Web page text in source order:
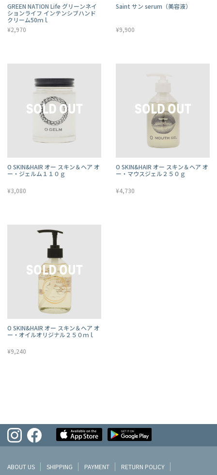
GREEN NATION Life グリーンネイ
ションライフ インテンシブハンド
クリーム50ｍｌ
¥2,970
Saint サン serum（美容液）
¥9,900
O SKIN&HAIR オー スキン＆ヘア オ
ー・ジェルム１１０ｇ
¥3,080
O SKIN&HAIR オー スキン＆ヘア オ
ー・マウスジェル２５０ｇ
¥4,730
O SKIN&HAIR オー スキン＆ヘア オ
ー・オイルオリジナル２５０ｍｌ
¥9,240
ABOUT US SHIPPING PAYMENT RETURN POLICY